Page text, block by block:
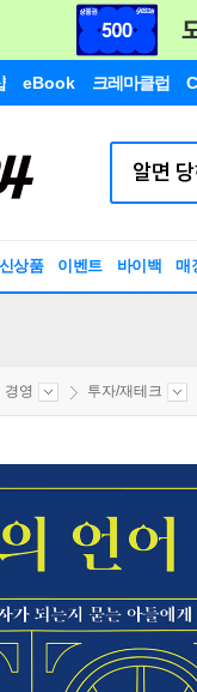
eBook 크레마클럽
신상품 이벤트 바이백 매
경영 투자/재테크